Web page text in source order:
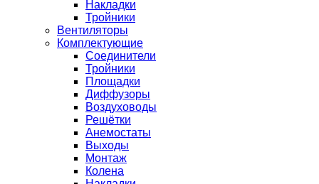
Накладки
Тройники
Вентиляторы
Комплектующие
Соединители
Тройники
Площадки
Диффузоры
Воздуховоды
Решётки
Анемостаты
Выходы
Монтаж
Колена